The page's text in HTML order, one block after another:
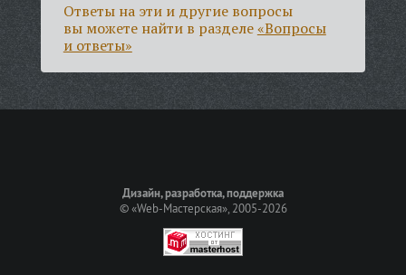
Ответы на эти и другие вопросы
вы можете найти в разделе«Вопросы
и ответы»
Дизайн, разработка, поддержка
©«Web-Мастерская», 2005-2026